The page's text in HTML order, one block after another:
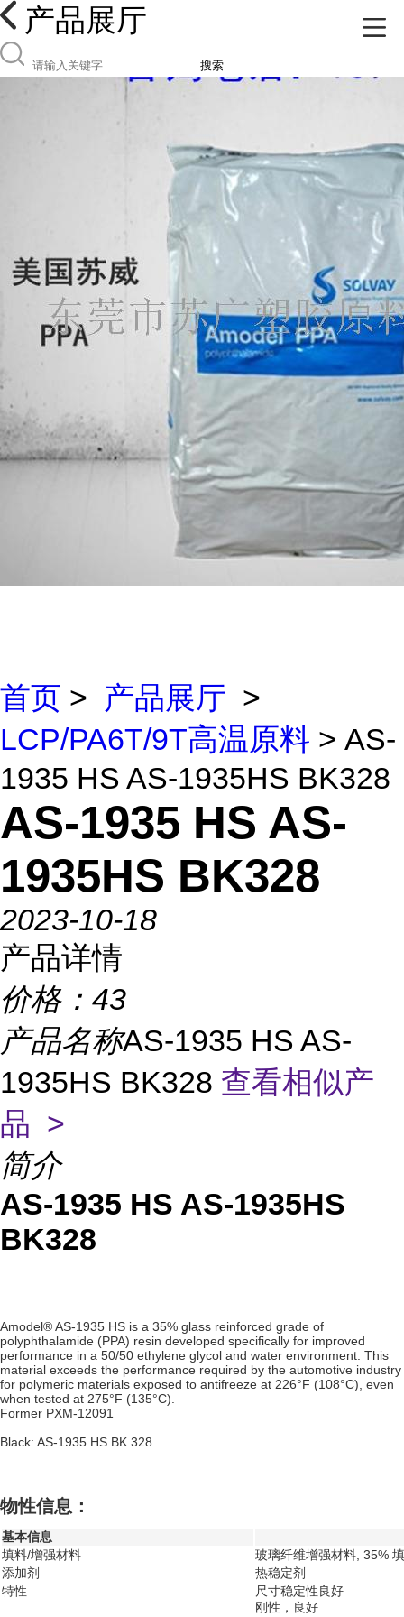
产品展厅
搜索
首页 > 产品展厅 >
LCP/PA6T/9T高温原料 > AS-
1935 HS AS-1935HS BK328
AS-1935 HS AS-
1935HS BK328
2023-10-18
产品详情
价格： 43
产品名称AS-1935 HS AS-
1935HS BK328 查看相似产
品 >
简介
AS-1935 HS AS-1935HS
BK328
Amodel® AS-1935 HS is a 35% glass reinforced grade of
polyphthalamide (PPA) resin developed specifically for improved
performance in a 50/50 ethylene glycol and water environment. This
material exceeds the performance required by the automotive industry
for polymeric materials exposed to antifreeze at 226°F (108°C), even
when tested at 275°F (135°C).
Former PXM-12091
Black: AS-1935 HS BK 328
物性信息：
基本信息
填料/增强材料
玻璃纤维增强材料, 35%
添加剂
热稳定剂
特性
尺寸稳定性良好
刚性，良好